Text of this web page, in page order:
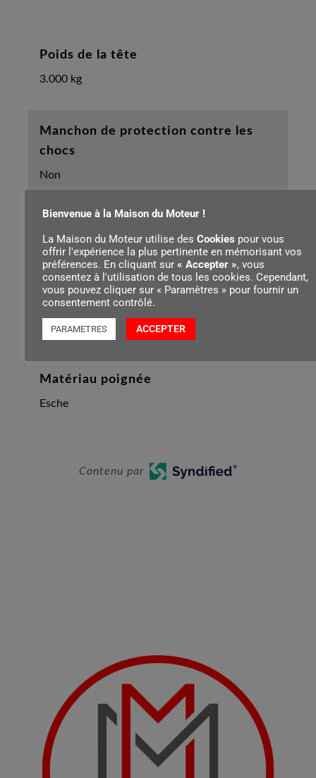
Poids de la tête
3.000 kg
Manchon de protection contre les
chocs
Non
Oui
Longueur de la tige
850 mm
Matériau poignée
Esche
Contenu par
Bienvenue à la Maison du Moteur !
La Maison du Moteur utilise des Cookies pour vous
offrir l'expérience la plus pertinente en mémorisant vos
préférences. En cliquant sur « Accepter », vous
consentez à l'utilisation de tous les cookies. Cependant,
vous pouvez cliquer sur « Paramètres » pour fournir un
consentement contrôlé.
PARAMETRES ACCEPTER